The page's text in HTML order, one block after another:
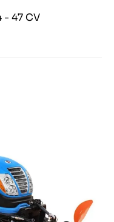
- 47 CV